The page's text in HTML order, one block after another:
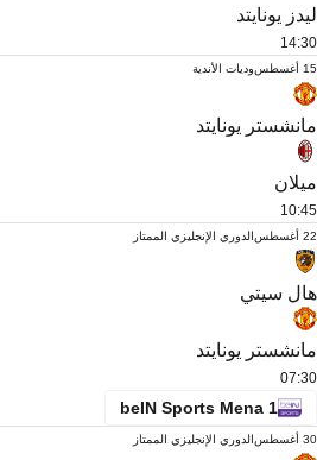
ليدز يونايتد
14:30
15 أغسطس وديات الأندية
مانشستر يونايتد
ميلان
10:45
22 أغسطس الدوري الإنجليزي الممتاز
هال سيتي
مانشستر يونايتد
07:30
beIN Sports Mena 1
30 أغسطس الدوري الإنجليزي الممتاز